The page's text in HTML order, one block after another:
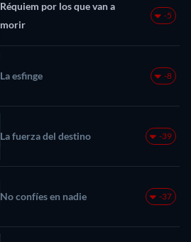
Réquiem por los que van a
morir
-5
La esfinge -8
La fuerza del destino -39
No confíes en nadie -37